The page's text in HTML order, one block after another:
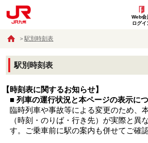
Web会
ログイ
駅別時刻表
駅別時刻表
【時刻表に関するお知らせ】
■ 列車の運行状況と本ページの表示に
臨時列車や事故等による変更のため、
（時刻・のりば・行き先）が実際と異
す。ご乗車前に駅の案内も併せてご確